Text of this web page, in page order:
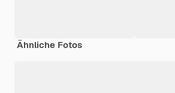
Ähnliche Fotos